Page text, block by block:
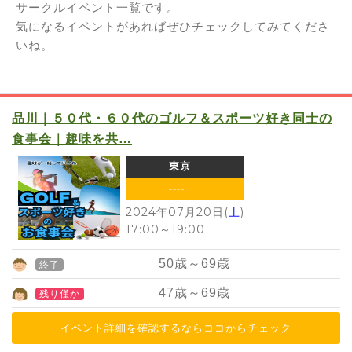
サークルイベント一覧です。
気になるイベントがあればぜひチェックしてみてくださ
いね。
品川｜５０代・６０代のゴルフ＆スポーツ好き同士の
食事会｜趣味を共…
東京
----
2024年07月20日(土)
17:00 ～ 19:00
終了 50歳～69歳
残り僅か 47歳～69歳
イベント詳細を確認するならココからチェック